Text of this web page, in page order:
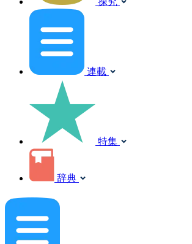
連載
特集
辞典